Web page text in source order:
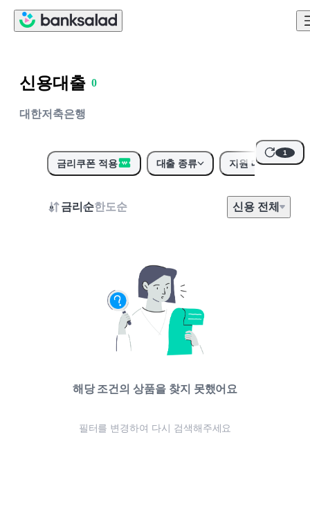
신용대출 0
4
5
7
대한저축은행
금리쿠폰 적용 대출 종류 지원 대상
1
금리순한도순 신용 전체
해당 조건의 상품을 찾지 못했어요
필터를 변경하여 다시 검색해주세요